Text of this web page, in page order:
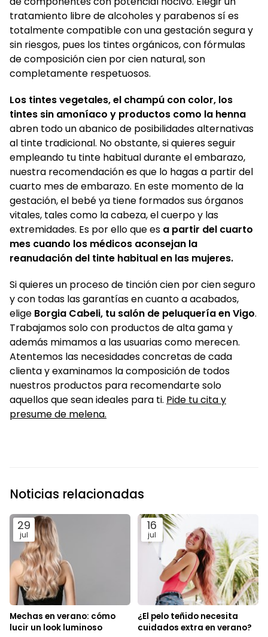
tratamiento libre de alcoholes y parabenos sí es
totalmente compatible con una gestación segura y
sin riesgos, pues los tintes orgánicos, con fórmulas
de composición cien por cien natural, son
completamente respetuosos.
Los tintes vegetales, el champú con color, los
tintes sin amoníaco y productos como la henna
abren todo un abanico de posibilidades alternativas
al tinte tradicional. No obstante, si quieres seguir
empleando tu tinte habitual durante el embarazo,
nuestra recomendación es que lo hagas a partir del
cuarto mes de embarazo. En este momento de la
gestación, el bebé ya tiene formados sus órganos
vitales, tales como la cabeza, el cuerpo y las
extremidades. Es por ello que es a partir del cuarto
mes cuando los médicos aconsejan la
reanudación del tinte habitual en las mujeres.
Si quieres un proceso de tinción cien por cien seguro
y con todas las garantías en cuanto a acabados,
elige Borgia Cabeli, tu salón de peluquería en Vigo.
Trabajamos solo con productos de alta gama y
además mimamos a las usuarias como merecen.
Atentemos las necesidades concretas de cada
clienta y examinamos la composición de todos
nuestros productos para recomendarte solo
aquellos que sean ideales para ti. Pide tu cita y
presume de melena.
Noticias relacionadas
29
jul
Mechas en verano: cómo
lucir un look luminoso
16
jul
¿El pelo teñido necesita
cuidados extra en verano?